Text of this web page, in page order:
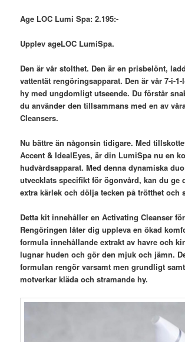
Age LOC Lumi Spa: 2.195:-
Upplev ageLOC LumiSpa.
Den är vår stolthet. Den är en prisbelönt,
vattentät rengöringsapparat. Den är vår 7-i-
hy med ungdomligt utseende. Du förstår
du använder den tillsammans med en av
Cleansers.
Nu bättre än någonsin tidigare. Med
Accent & IdealEyes, är din LumiSpa nu en
hudvårdsapparat. Med denna dynamiska
utvecklats specifikt för ögonvård, kan du ge
extra kärlek och dölja tecken på trötthet och
Detta kit innehåller en Activating Cleanser
Rengöringen låter dig uppleva en ökad
formula innehållande extrakt av havre och
lugnar huden och gör den mjuk och jämn.
formulan rengör varsamt men grundligt
motverkar kläda och stramande hy.